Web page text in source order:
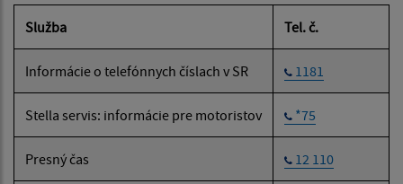
Služba Tel. č.
Informácie o telefónnych číslach v SR 1181
Stella servis: informácie pre motoristov *75
Presný čas 12 110